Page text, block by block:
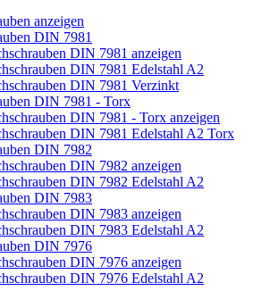
anzeigen
DIN 7981
DIN 7981 anzeigen
DIN 7981 Edelstahl A2
DIN 7981 Verzinkt
DIN 7981 - Torx
DIN 7981 - Torx anzeigen
DIN 7981 Edelstahl A2 Torx
DIN 7982
DIN 7982 anzeigen
DIN 7982 Edelstahl A2
DIN 7983
DIN 7983 anzeigen
DIN 7983 Edelstahl A2
DIN 7976
DIN 7976 anzeigen
DIN 7976 Edelstahl A2